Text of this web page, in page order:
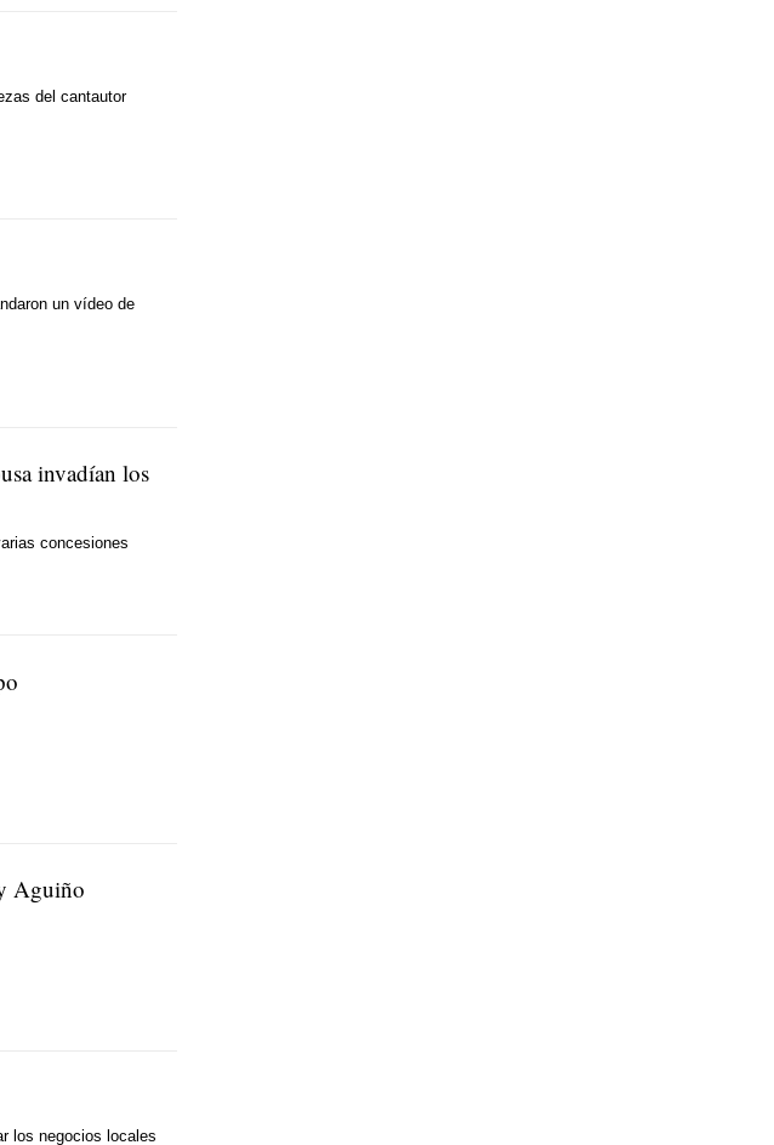
del cantautor
un vídeo de
invadían los
concesiones
Aguiño
los negocios locales